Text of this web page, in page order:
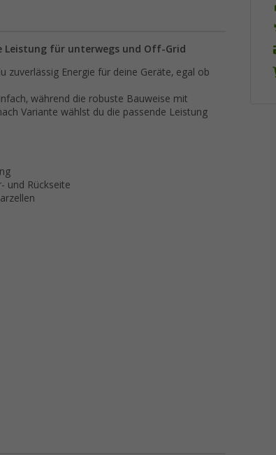
Leistung für unterwegs und Off-Grid
zuverlässig Energie für deine Geräte, egal ob
während die robuste Bauweise mit
Variante wählst du die passende Leistung
und Rückseite